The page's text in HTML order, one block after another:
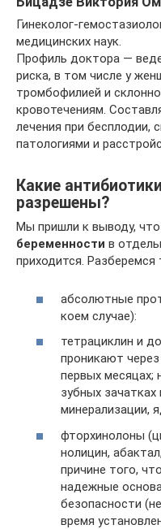
Гинеколог-
медицинских наук.
Профиль доктора —
риска, в том числе у
тромбофилией и
кровотечениям.
лечения при бесплодии,
патологиями и
Какие
разрешены?
Мы пришли к выводу, что
беременности в
приходится. Разберемся
абсолютные
коем случае):
тетрациклин и
проникают
первых месяцах;
зубных
минерализации,
фторхинолоны
нолицин,
причине того,
надежные
безопасности
время